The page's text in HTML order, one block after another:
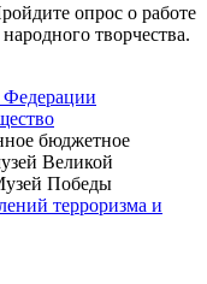
опрос о работе
творчества.
бюджетное
Великой
Победы
терроризма и